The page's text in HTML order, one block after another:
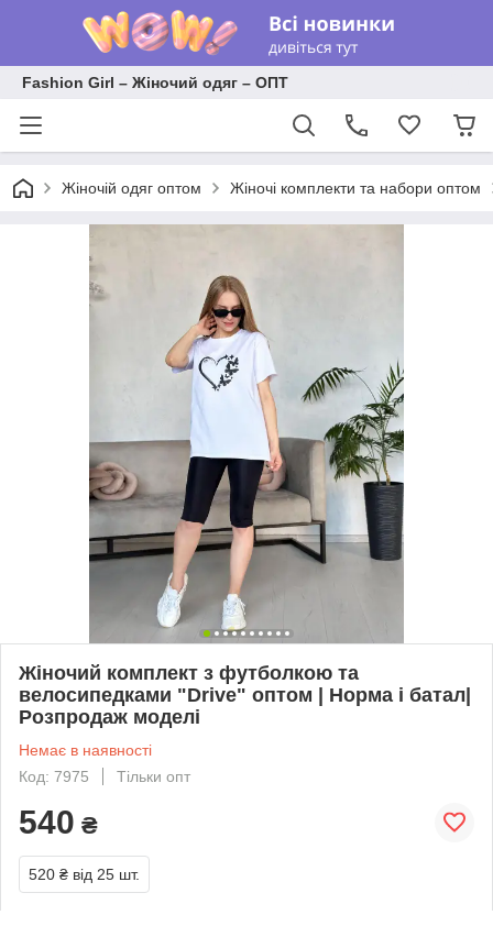
Fashion Girl – Жіночий одяг – ОПТ
Жіночій одяг оптом Жіночі комплекти та набори оптом
Жіночий комплект з футболкою та
велосипедками "Drive" оптом | Норма і батал|
Розпродаж моделі
Немає в наявності
Код: 7975
Тільки опт
540 ₴
520 ₴ від 25 шт.